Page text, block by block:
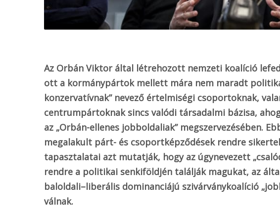
Az Orbán Viktor által létrehozott nemzeti koalíció
ott a kormánypártok mellett mára nem maradt
konzervatívnak” nevező értelmiségi csoportoknak,
centrumpártoknak sincs valódi társadalmi bázisa,
az „Orbán-ellenes jobboldaliak” megszervezésében.
megalakult párt- és csoportképződések rendre
tapasztalatai azt mutatják, hogy az úgynevezett
rendre a politikai senkiföldjén találják magukat, az
baloldali–liberális dominanciájú szivárványkoalíció
válnak.